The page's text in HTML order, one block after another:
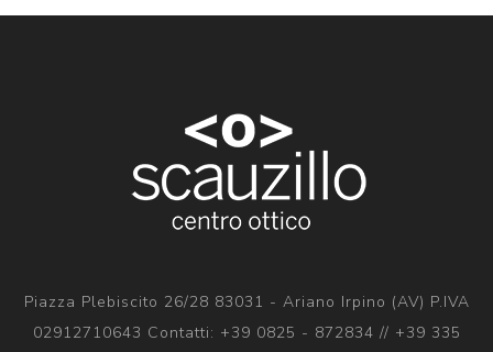
Piazza Plebiscito 26/28 83031 - Ariano Irpino (AV) P.IVA
02912710643 Contatti: +39 0825 - 872834 // +39 335